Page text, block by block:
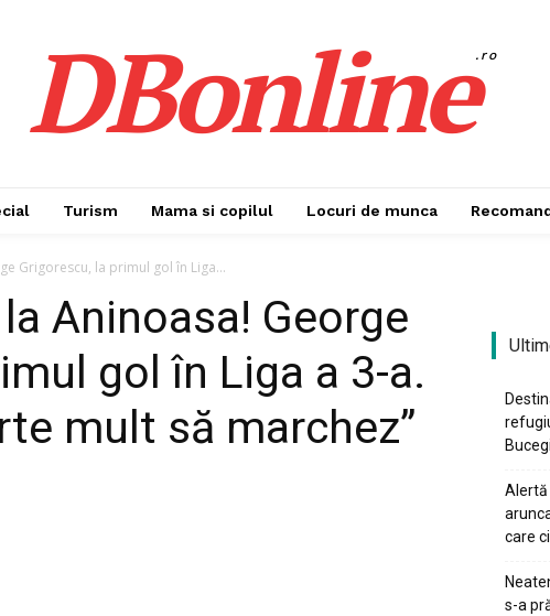
DBonline.ro
Turism Mama si copilul Locuri de munca
Grigorescu, la primul gol în Liga...
Aninoasa! George
gol în Liga a 3-a.
mult să marchez”
Alertă
care
s-a